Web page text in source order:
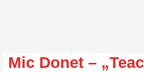
Mic Donet –